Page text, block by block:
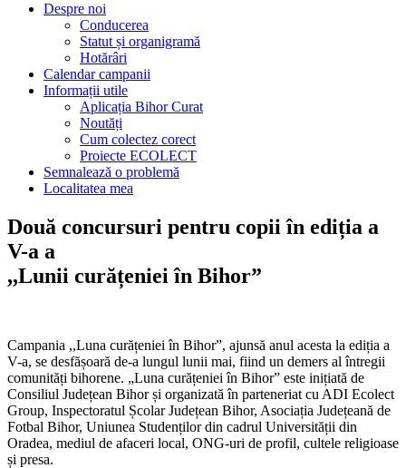
Despre noi
Conducerea
Statut și organigramă
Hotărâri
Calendar campanii
Informații utile
Aplicația Bihor Curat
Noutăți
Cum colectez corect
Proiecte ECOLECT
Semnalează o problemă
Localitatea mea
Două concursuri pentru copii în ediția a
V-a a
,,Lunii curățeniei în Bihor”
Campania ,,Luna curățeniei în Bihor”, ajunsă anul acesta la ediția a
V-a, se desfășoară de-a lungul lunii mai, fiind un demers al întregii
comunități bihorene. „Luna curățeniei în Bihor” este inițiată de
Consiliul Județean Bihor și organizată în parteneriat cu ADI Ecolect
Group, Inspectoratul Școlar Județean Bihor, Asociația Județeană de
Fotbal Bihor, Uniunea Studenților din cadrul Universității din
Oradea, mediul de afaceri local, ONG-uri de profil, cultele religioase
și presa.